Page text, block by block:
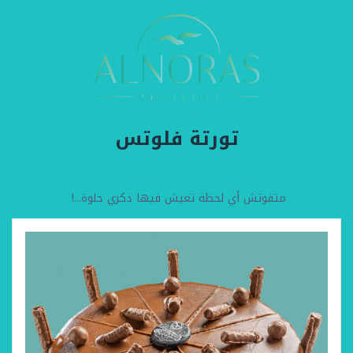
تورتة فلوتس
متفوتش أي لحظة تعيش فيها ذكري حلوة...!